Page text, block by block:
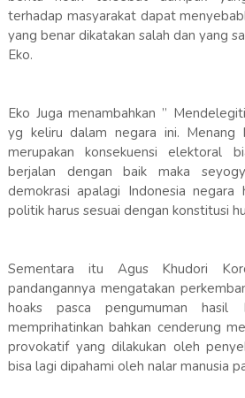
terhadap masyarakat dapat
yang benar dikatakan salah dan yang
Eko.
Eko Juga menambahkan ”
yg keliru dalam negara ini.
merupakan konsekuensi elektoral
berjalan dengan baik maka
demokrasi apalagi Indonesia negara
politik harus sesuai dengan konstitusi
Sementara itu Agus Khudori
pandangannya mengatakan
hoaks pasca pengumuman hasil
memprihatinkan bahkan cenderung
provokatif yang dilakukan oleh
bisa lagi dipahami oleh nalar manusia